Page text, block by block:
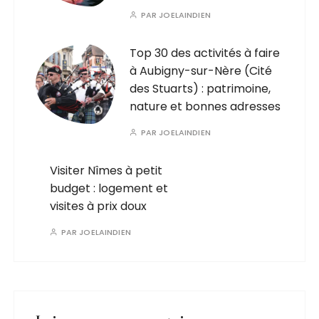
PAR JOELAINDIEN
Top 30 des activités à faire
à Aubigny-sur-Nère (Cité
des Stuarts) : patrimoine,
nature et bonnes adresses
PAR JOELAINDIEN
Visiter Nîmes à petit
budget : logement et
visites à prix doux
PAR JOELAINDIEN